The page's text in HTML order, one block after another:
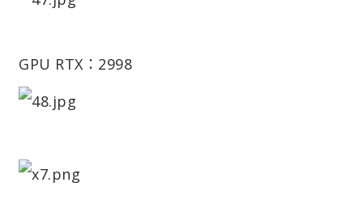
GPU RTX：2998